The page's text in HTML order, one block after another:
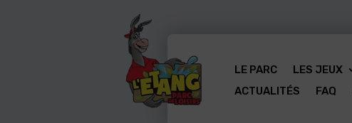
LE PARC LES JEUX
ACTUALITÉS
FAQ